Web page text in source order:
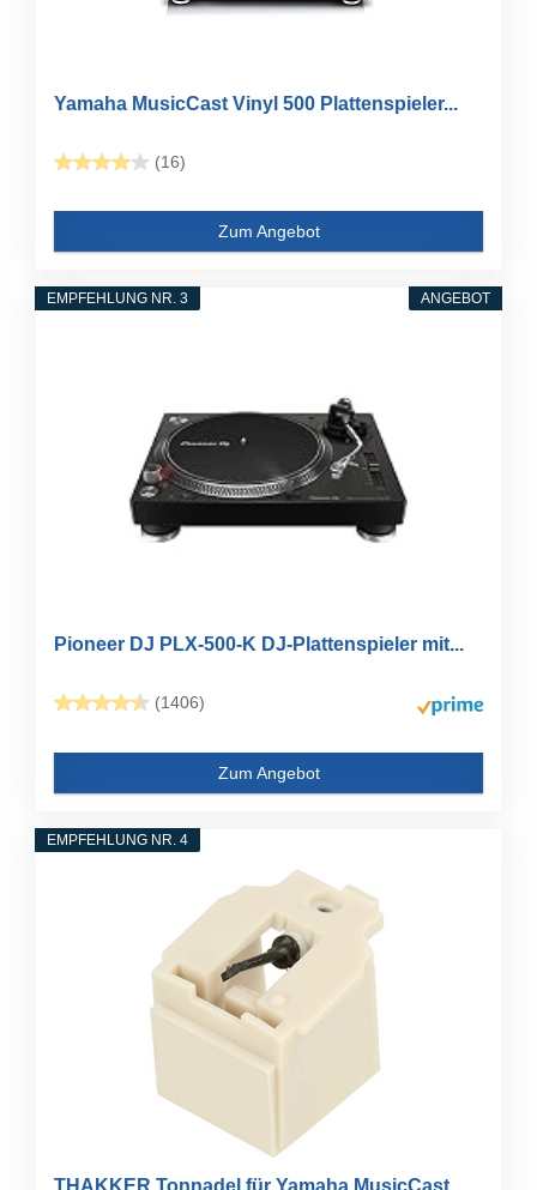
Yamaha MusicCast Vinyl 500 Plattenspieler...
(16)
Zum Angebot
ANGEBOT
EMPFEHLUNG NR. 3
Pioneer DJ PLX-500-K DJ-Plattenspieler mit...
(1406)
Zum Angebot
EMPFEHLUNG NR. 4
THAKKER Tonnadel für Yamaha MusicCast